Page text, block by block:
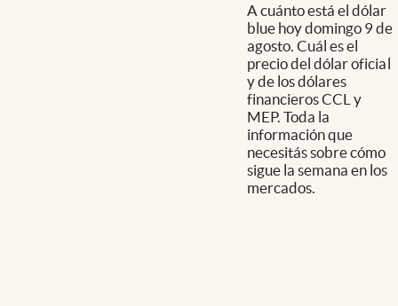
A cuánto está el dólar
blue hoy domingo 9 de
agosto. Cuál es el
precio del dólar oficial
y de los dólares
financieros CCL y
MEP. Toda la
información que
necesitás sobre cómo
sigue la semana en los
mercados.